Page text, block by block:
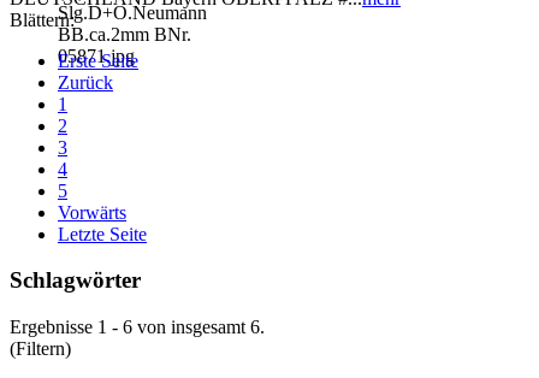
Blättern:
Erste Seite
Zurück
1
2
3
4
5
Vorwärts
Letzte Seite
Schlagwörter
Ergebnisse 1 - 6 von insgesamt 6.
(Filtern)